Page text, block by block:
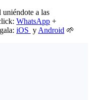
uniéndote a las
WhatsApp +
iOS y Android 🌱